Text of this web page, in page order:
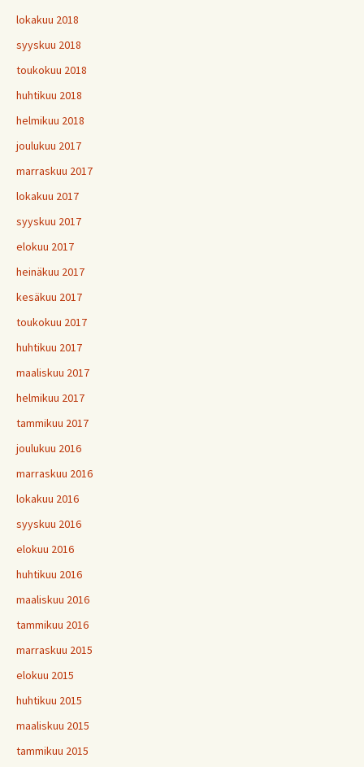
lokakuu 2018
syyskuu 2018
toukokuu 2018
huhtikuu 2018
helmikuu 2018
joulukuu 2017
marraskuu 2017
lokakuu 2017
syyskuu 2017
elokuu 2017
heinäkuu 2017
kesäkuu 2017
toukokuu 2017
huhtikuu 2017
maaliskuu 2017
helmikuu 2017
tammikuu 2017
joulukuu 2016
marraskuu 2016
lokakuu 2016
syyskuu 2016
elokuu 2016
huhtikuu 2016
maaliskuu 2016
tammikuu 2016
marraskuu 2015
elokuu 2015
huhtikuu 2015
maaliskuu 2015
tammikuu 2015